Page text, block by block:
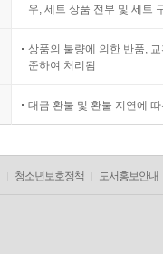
우, 세트 상품 전부 및 세트
상품의 불량에 의한 반품,
준하여 처리됨
대금 환불 및 환불 지연에
청소년보호정책 도서홍보안내